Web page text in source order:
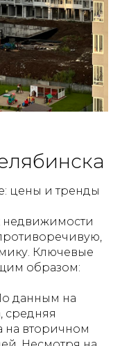
цены и тренды
Ключевые
образом:
данным на
средняя
на вторичном